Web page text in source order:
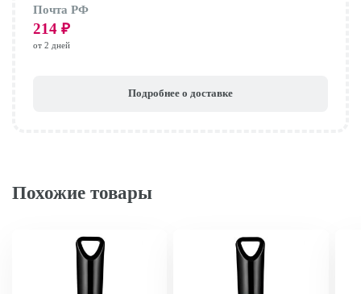
Почта РФ
214 ₽
от 2 дней
Подробнее о доставке
Похожие товары